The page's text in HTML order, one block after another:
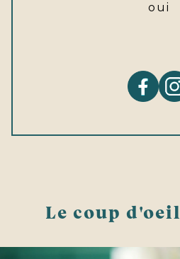
oui
Le coup d'oeil